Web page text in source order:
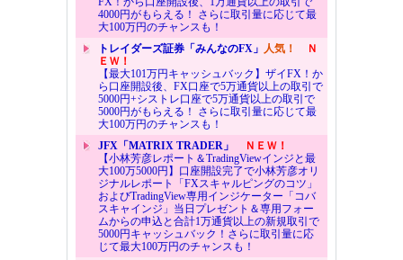
4000円がもらえる！ さらに取引量に応じて最
大100万円のチャンスも！
トレイダーズ証券「みんなのFX」 人気！
Ｎ
ＥＷ！
【最大101万円キャッシュバック】ザイFX！か
ら口座開設後、FX口座で5万通貨以上の取引で
5000円+シストレ口座で5万通貨以上の取引で
5000円がもらえる！ さらに取引量に応じて最
大100万円のチャンスも！
JFX「MATRIX TRADER」
ＮＥＷ！
【小林芳彦レポート＆TradingViewインジと最
大100万5000円】口座開設完了で小林芳彦オリ
ジナルレポート「FXスキャルピングのコツ」
およびTradingView専用インジケーター「コバ
スキャインジ」当日プレゼント＆専用フォー
ムからの申込と合計1万通貨以上の新規取引で
5000円キャッシュバック！さらに取引量に応
じて最大100万円のチャンスも！